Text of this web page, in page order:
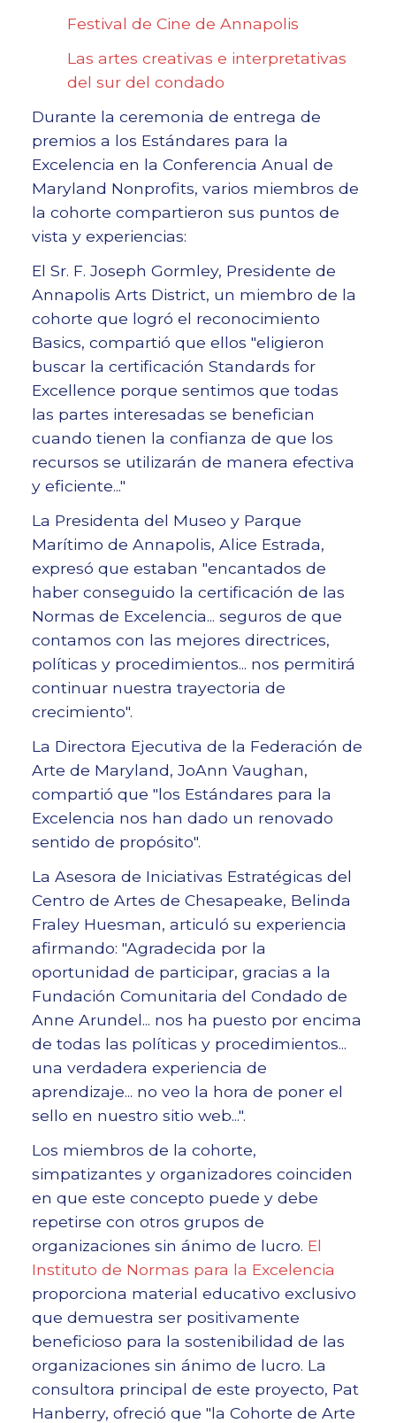
Festival de Cine de Annapolis
Las artes creativas e interpretativas
del sur del condado
Durante la ceremonia de entrega de
premios a los Estándares para la
Excelencia en la Conferencia Anual de
Maryland Nonprofits, varios miembros de
la cohorte compartieron sus puntos de
vista y experiencias:
El Sr. F. Joseph Gormley, Presidente de
Annapolis Arts District, un miembro de la
cohorte que logró el reconocimiento
Basics, compartió que ellos "eligieron
buscar la certificación Standards for
Excellence porque sentimos que todas
las partes interesadas se benefician
cuando tienen la confianza de que los
recursos se utilizarán de manera efectiva
y eficiente..."
La Presidenta del Museo y Parque
Marítimo de Annapolis, Alice Estrada,
expresó que estaban "encantados de
haber conseguido la certificación de las
Normas de Excelencia... seguros de que
contamos con las mejores directrices,
políticas y procedimientos... nos permitirá
continuar nuestra trayectoria de
crecimiento".
La Directora Ejecutiva de la Federación de
Arte de Maryland, JoAnn Vaughan,
compartió que "los Estándares para la
Excelencia nos han dado un renovado
sentido de propósito".
La Asesora de Iniciativas Estratégicas del
Centro de Artes de Chesapeake, Belinda
Fraley Huesman, articuló su experiencia
afirmando: "Agradecida por la
oportunidad de participar, gracias a la
Fundación Comunitaria del Condado de
Anne Arundel... nos ha puesto por encima
de todas las políticas y procedimientos...
una verdadera experiencia de
aprendizaje... no veo la hora de poner el
sello en nuestro sitio web...".
Los miembros de la cohorte,
simpatizantes y organizadores coinciden
en que este concepto puede y debe
repetirse con otros grupos de
organizaciones sin ánimo de lucro. El
Instituto de Normas para la Excelencia
proporciona material educativo exclusivo
que demuestra ser positivamente
beneficioso para la sostenibilidad de las
organizaciones sin ánimo de lucro. La
consultora principal de este proyecto, Pat
Hanberry, ofreció que "la Cohorte de Arte